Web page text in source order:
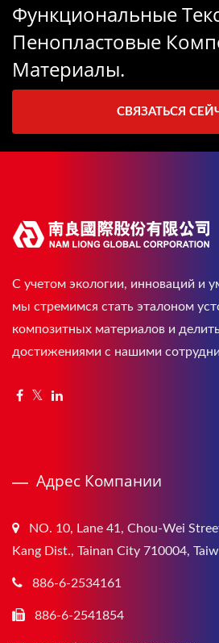
Функциональные
Пенопластовые
Материалы.
СВЯЗАТЬСЯ
С учетом экологии, инноваций и
мы стремимся стать эталоном
композитных материалов и
достижениями с нашими
Адрес Компании
NO. 10, Lane 41, Chou-Wei
Kang Dist., Tainan City 710004,
886-6-2534161
886-6-2541854